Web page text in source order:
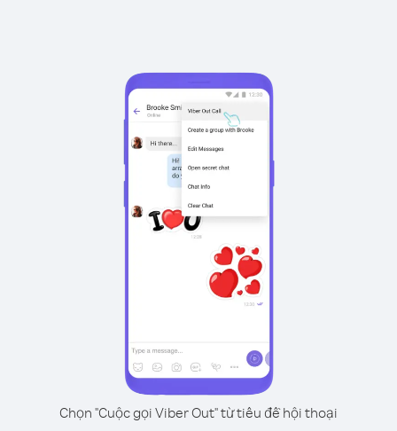
Chọn "Cuộc gọi Viber Out" từ tiêu đề hội thoại